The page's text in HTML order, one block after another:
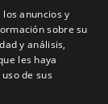
Córdoba
anuncios y
sobre su
y análisis,
les haya
de sus